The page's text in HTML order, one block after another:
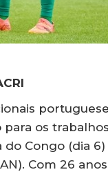
os
Congo (dia
Com 26